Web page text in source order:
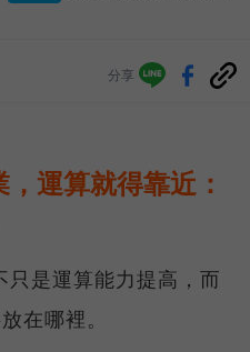
分享
運算就得靠近：
是運算能力提高，而
在哪裡。